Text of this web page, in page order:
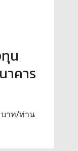
น
าคาร
บาท/ท่าน